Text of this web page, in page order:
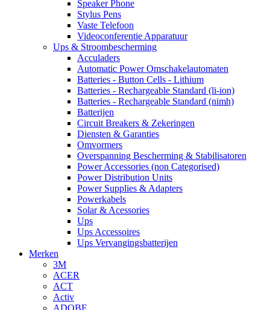
Speaker Phone
Stylus Pens
Vaste Telefoon
Videoconferentie Apparatuur
Ups & Stroombescherming
Acculaders
Automatic Power Omschakelautomaten
Batteries - Button Cells - Lithium
Batteries - Rechargeable Standard (li-ion)
Batteries - Rechargeable Standard (nimh)
Batterijen
Circuit Breakers & Zekeringen
Diensten & Garanties
Omvormers
Overspanning Bescherming & Stabilisatoren
Power Accessories (non Categorised)
Power Distribution Units
Power Supplies & Adapters
Powerkabels
Solar & Acessories
Ups
Ups Accessoires
Ups Vervangingsbatterijen
Merken
3M
ACER
ACT
Activ
ADOBE